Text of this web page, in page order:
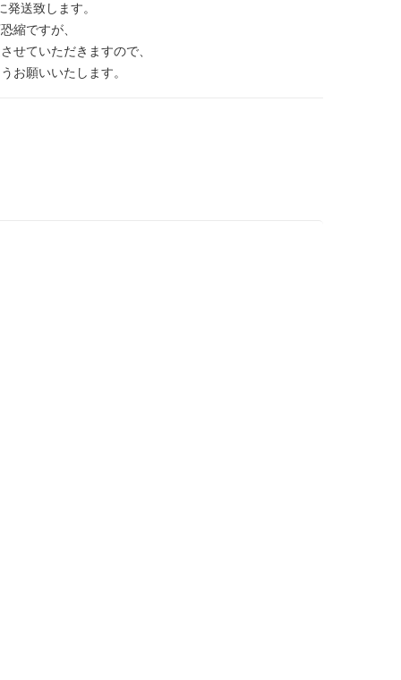
送致します。
縮ですが、
せていただきますので、
お願いいたします。